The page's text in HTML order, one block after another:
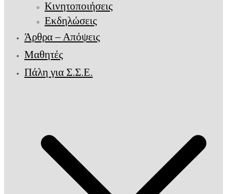
Κινητοποιήσεις
Εκδηλώσεις
Άρθρα – Απόψεις
Μαθητές
Πάλη για Σ.Σ.Ε.